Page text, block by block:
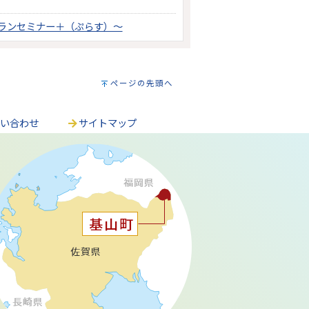
ンセミナー＋（ぷらす）～
ページの先頭へ
合わせ サイトマップ